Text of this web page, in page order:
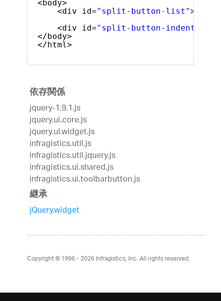
<body>
<div id="split-button-list"></
<div id="split-button-indent"
</body>
</html>
依存関係
jquery-1.9.1.js
jquery.ui.core.js
jquery.ui.widget.js
infragistics.util.js
infragistics.util.jquery.js
infragistics.ui.shared.js
infragistics.ui.toolbarbutton.js
継承
jQuery.widget
Copyright © 1996 - 2026Infragistics, Inc. All rights reserved.